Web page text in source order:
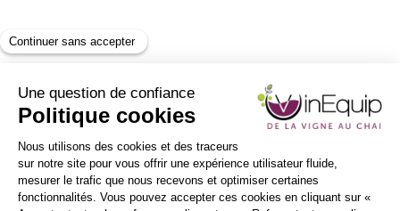
INSCRIPTIONNEWSLETTER